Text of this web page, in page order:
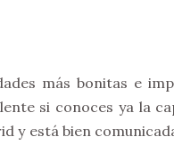
más bonitas e
si conoces ya la
y está bien